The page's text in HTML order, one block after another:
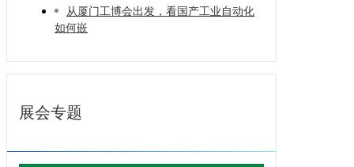
从厦门工博会出发，看国产工业自动化
如何嵌
展会专题